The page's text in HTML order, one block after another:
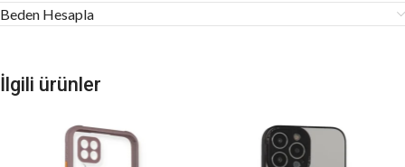
Beden Hesapla
İlgili ürünler